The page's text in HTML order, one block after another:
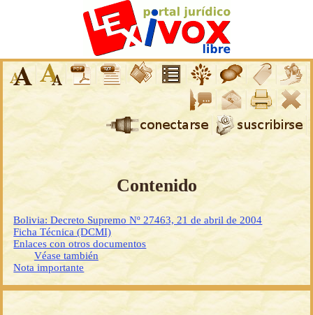
Contenido
Bolivia: Decreto Supremo Nº 27463, 21 de abril de 2004
Ficha Técnica (DCMI)
Enlaces con otros documentos
Véase también
Nota importante